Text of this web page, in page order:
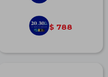
$ 788